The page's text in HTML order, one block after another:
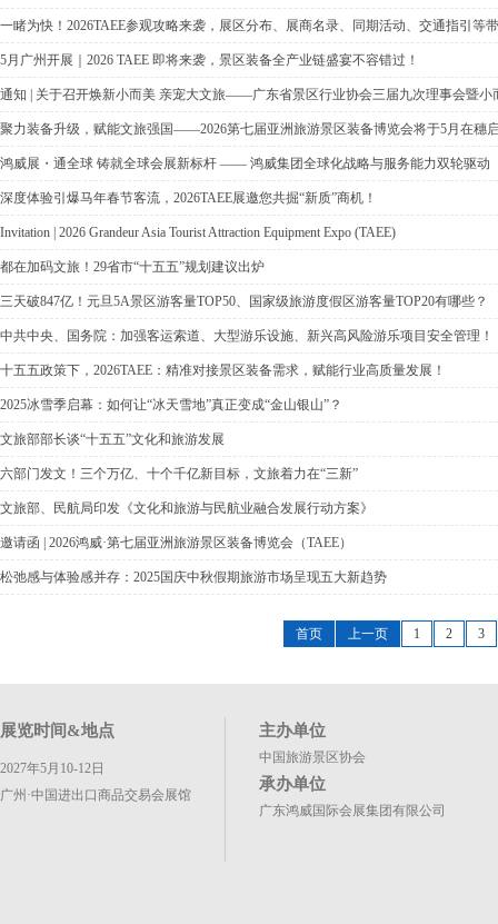
一睹为快！2026TAEE参观攻略来袭，展区分布、展商名录、同期活动、交通指引等
5月广州开展｜2026 TAEE 即将来袭，景区装备全产业链盛宴不容错过！
通知 | 关于召开焕新小而美 亲宠大文旅——广东省景区行业协会三届九次理事会暨
聚力装备升级，赋能文旅强国——2026第七届亚洲旅游景区装备博览会将于5月在穗
鸿威展・通全球 铸就全球会展新标杆 —— 鸿威集团全球化战略与服务能力双轮驱动
深度体验引爆马年春节客流，2026TAEE展邀您共掘“新质”商机！
Invitation | 2026 Grandeur Asia Tourist Attraction Equipment Expo (TAEE)
都在加码文旅！29省市“十五五”规划建议出炉
三天破847亿！元旦5A景区游客量TOP50、国家级旅游度假区游客量TOP20有哪些？
中共中央、国务院：加强客运索道、大型游乐设施、新兴高风险游乐项目安全管理！
十五五政策下，2026TAEE：精准对接景区装备需求，赋能行业高质量发展！
2025冰雪季启幕：如何让“冰天雪地”真正变成“金山银山”？
文旅部部长谈“十五五”文化和旅游发展
六部门发文！三个万亿、十个千亿新目标，文旅着力在“三新”
文旅部、民航局印发《文化和旅游与民航业融合发展行动方案》
邀请函 | 2026鸿威·第七届亚洲旅游景区装备博览会（TAEE）
松弛感与体验感并存：2025国庆中秋假期旅游市场呈现五大新趋势
首页 上一页 1 2 3
展览时间&地点
2027年5月10-12日
广州·中国进出口商品交易会展馆
主办单位
中国旅游景区协会
承办单位
广东鸿威国际会展集团有限公司